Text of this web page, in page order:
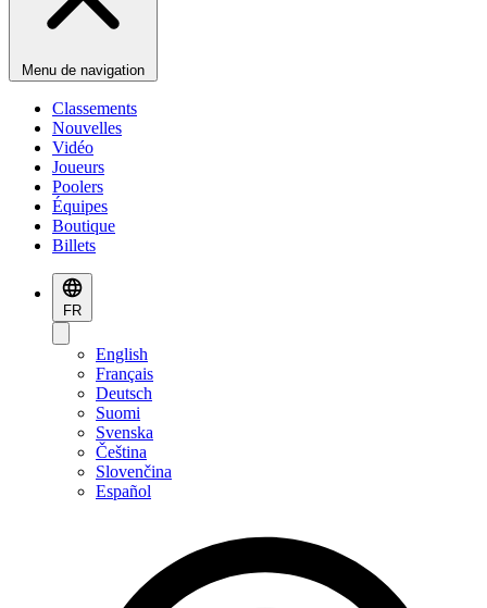
Menu de navigation
Classements
Nouvelles
Vidéo
Joueurs
Poolers
Équipes
Boutique
Billets
FR
English
Français
Deutsch
Suomi
Svenska
Čeština
Slovenčina
Español